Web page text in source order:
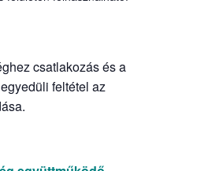
csatlakozás és a
feltétel az